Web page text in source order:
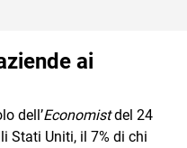
ai
dell’Economistdel 24
Stati Uniti, il 7% di chi